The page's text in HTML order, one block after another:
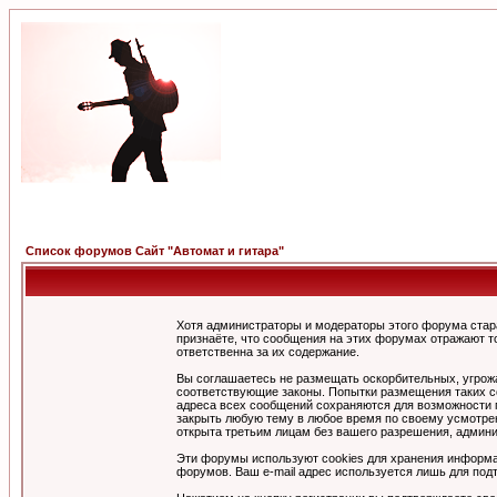
Список форумов Сайт "Автомат и гитара"
Хотя администраторы и модераторы этого форума
признаёте, что сообщения на этих форумах отражают
ответственна за их содержание.
Вы соглашаетесь не размещать оскорбительных,
соответствующие законы. Попытки размещения таких
адреса всех сообщений сохраняются для
закрыть любую тему в любое время по своему
открыта третьим лицам без вашего разрешения,
Эти форумы используют cookies для хранения
форумов. Ваш e-mail адрес используется лишь для